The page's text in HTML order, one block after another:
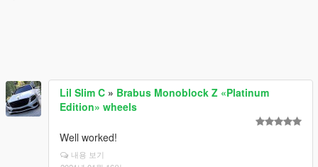
Lil Slim C » Brabus Monoblock Z «Platinum
Edition» wheels
Well worked!
내용 보기